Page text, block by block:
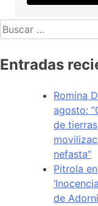
Entradas
Romina
agosto:
de
nefasta”
Pitrola
de